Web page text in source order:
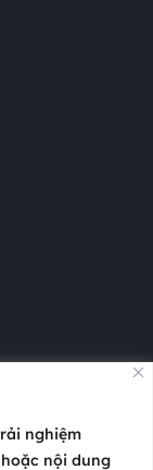
nghiệm
nội dung